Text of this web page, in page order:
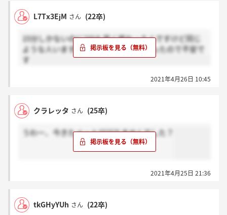
L7Tx3EjM さん (22卒)
15分しかないのに2分も早く終わったんですけど同じ
ような人いますか？手応えも全くなかったので不安で
す
2021年4月26日 10:45
クラレッタ さん (25卒)
うわー、今きたメールびびりませんでした？
2021年4月25日 21:36
tkGHyYUh さん (22卒)